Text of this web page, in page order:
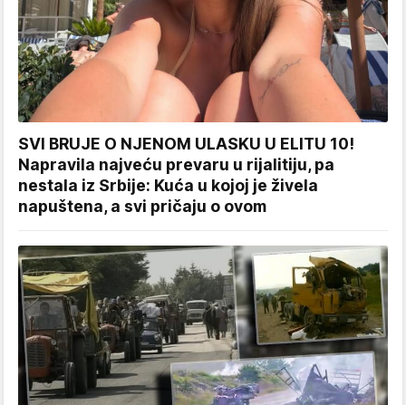
SVI BRUJE O NJENOM ULASKU U ELITU 10!
Napravila najveću prevaru u rijalitiju, pa
nestala iz Srbije: Kuća u kojoj je živela
napuštena, a svi pričaju o ovom